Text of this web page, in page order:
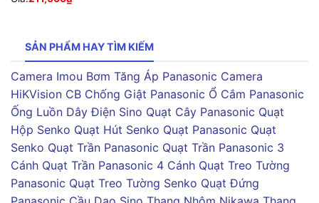
SẢN PHẨM HAY TÌM KIẾM
Camera Imou Bơm Tăng Áp Panasonic Camera
HiKVision CB Chống Giật Panasonic Ổ Cắm Panasonic
Ống Luồn Dây Điện Sino Quạt Cây Panasonic Quạt
Hộp Senko Quạt Hút Senko Quạt Panasonic Quạt
Senko Quạt Trần Panasonic Quạt Trần Panasonic 3
Cánh Quạt Trần Panasonic 4 Cánh Quạt Treo Tường
Panasonic Quạt Treo Tường Senko Quạt Đứng